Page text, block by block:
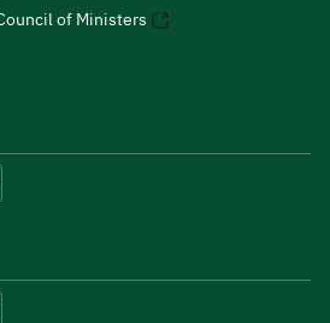
of Ministers